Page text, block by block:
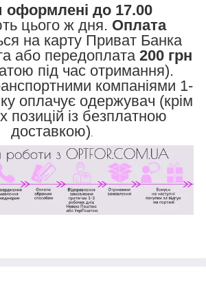
оформлені до 17.00
цього ж дня. Оплата
на карту Приват Банка
або передоплата 200 грн
під час отримання).
компаніями 1-
оплачує одержувач (крім
позицій із безплатною
доставкою).